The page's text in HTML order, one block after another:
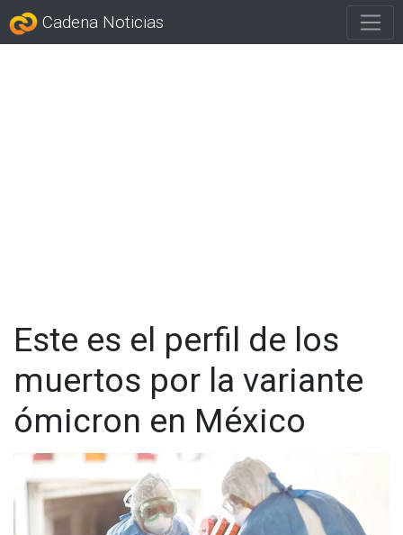
Cadena Noticias
Este es el perfil de los
muertos por la variante
ómicron en México